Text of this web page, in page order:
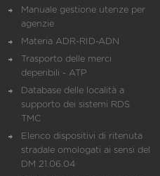
Manuale gestione utenze per
agenzie
Materia ADR-RID-ADN
Trasporto delle merci
deperibili - ATP
Database delle località a
supporto dei sistemi RDS
TMC
Elenco dispositivi di ritenuta
stradale omologati ai sensi del
DM 21.06.04